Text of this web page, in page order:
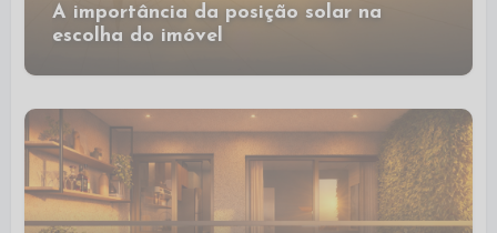
A importância da posição solar na
escolha do imóvel